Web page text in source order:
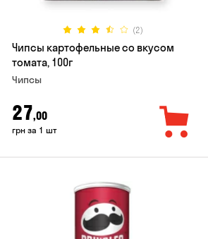
(2)
Чипсы картофельные со вкусом
томата, 100г
Чипсы
27,00
грн за 1 шт